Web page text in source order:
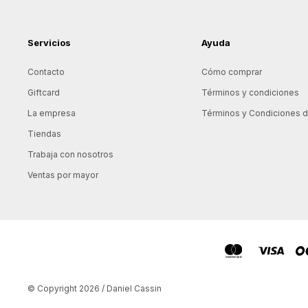
Servicios
Contacto
Giftcard
La empresa
Tiendas
Trabaja con nosotros
Ventas por mayor
Ayuda
Cómo comprar
Términos y condiciones
Términos y Condiciones
© Copyright 2026 / Daniel Cassin